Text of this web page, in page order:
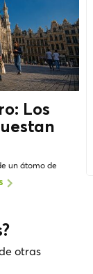
Los
un átomo de
otras